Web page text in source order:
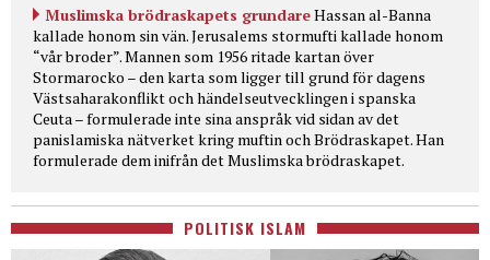
Muslimska brödraskapets grundareHassan al-Banna
kallade honom sin vän. Jerusalems stormufti kallade honom
“vår broder”. Mannen som 1956 ritade kartan över
Stormarocko – den karta som ligger till grund för dagens
Västsaharakonflikt och händelseutvecklingen i spanska
Ceuta – formulerade inte sina anspråk vid sidan av det
panislamiska nätverket kring muftin och Brödraskapet. Han
formulerade dem inifrån det Muslimska brödraskapet.
POLITISK ISLAM